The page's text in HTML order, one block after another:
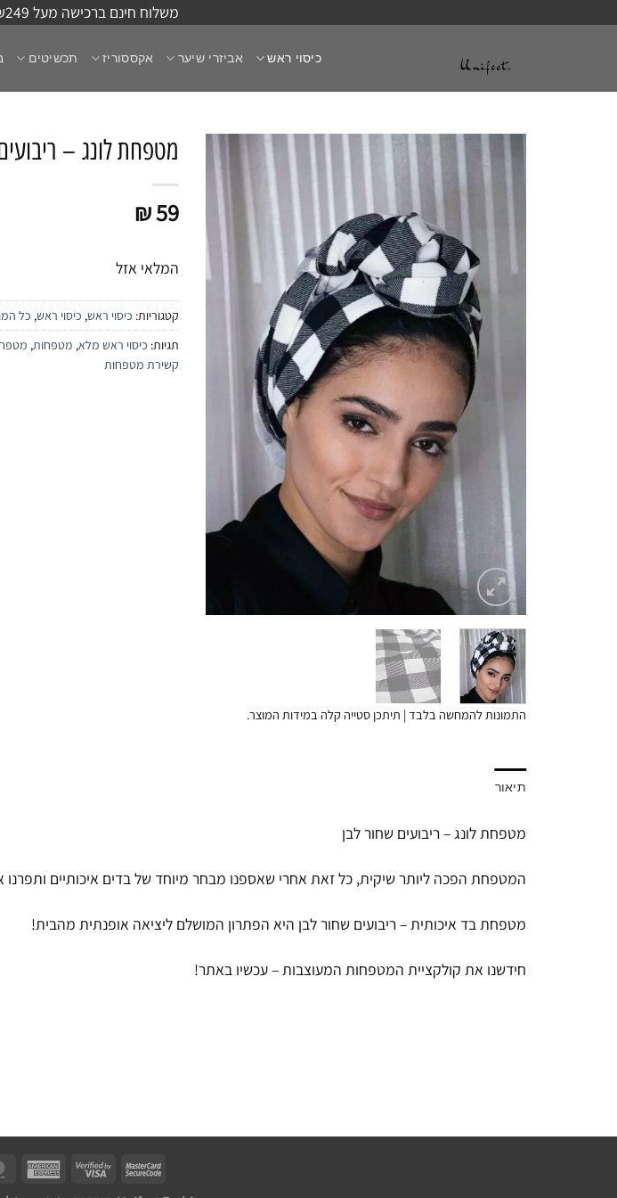
משלוח חינם ברכישה מעל ₪249 | מינימום הזמנה ₪100
כיסוי ראש אביזרי שיער אקססוריז תכשיטים
התמונות להמחשה בלבד | תיתכן סטייה קלה במידות המוצר.
מטפחת לונג –
₪59
המלאי אזל
קטגוריות: כיסוי ראש, כיסוי ראש, כל
תגיות: כיסוי ראש מלא, מטפחות,
קשירת מטפחות
תיאור
מטפחת לונג – ריבועים שחור לבן
המטפחת הפכה ליותר שיקית, כל זאת אחרי שאספנו מבחר מיוחד של בדים איכותיים ותפרנו
מטפחת בד איכותית – ריבועים שחור לבן היא הפתרון המושלם ליציאה אופנתית מהבית!
חידשנו את קולקציית המטפחות המעוצבות – עכשיו באתר!